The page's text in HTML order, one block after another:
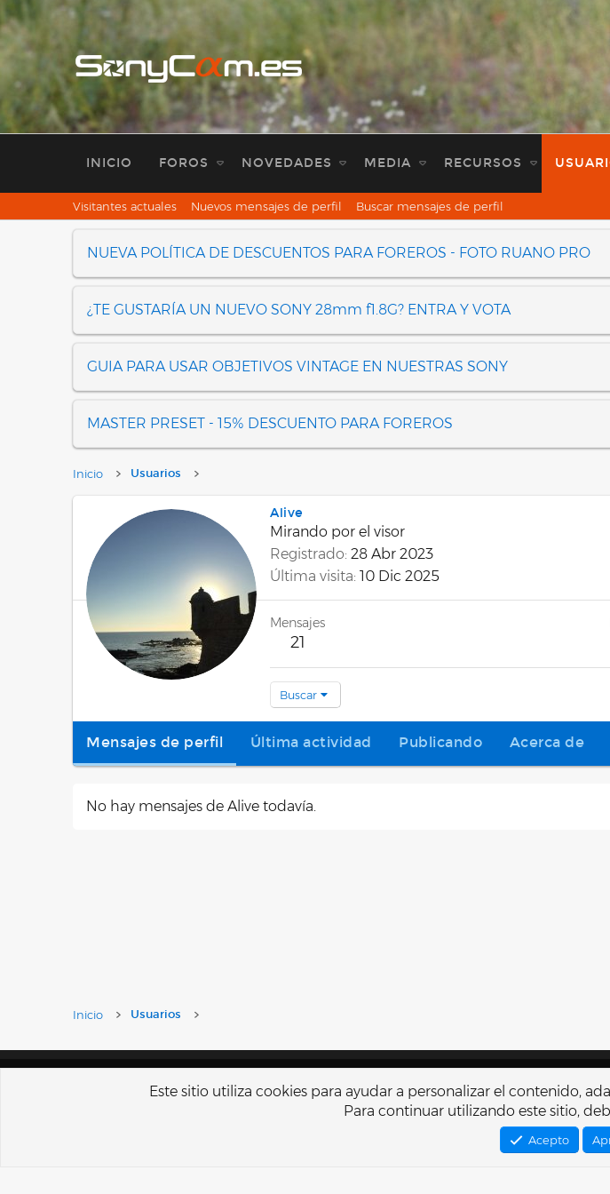
INICIO FOROS NOVEDADES MEDIA RECURSOS
Visitantes actuales Nuevos mensajes de perfil Buscar mensajes de perfil
NUEVA POLÍTICA DE DESCUENTOS PARA FOREROS - FOTO RUANO PRO
¿TE GUSTARÍA UN NUEVO SONY 28mm f1.8G? ENTRA Y VOTA
GUIA PARA USAR OBJETIVOS VINTAGE EN NUESTRAS SONY
MASTER PRESET - 15% DESCUENTO PARA FOREROS
Inicio Usuarios
Alive
Mirando por el visor
Registrado 28 Abr 2023
Última visita 10 Dic 2025
Mensajes
21
Buscar
Mensajes de perfil Última actividad Publicando Acerca de
No hay mensajes de Alive todavía.
Inicio Usuarios
Español Tu
Community platform by XenForo
Traducido por
Este sitio utiliza cookies para ayudar a personalizar el contenido,
Para continuar utilizando este sitio,
Acepto